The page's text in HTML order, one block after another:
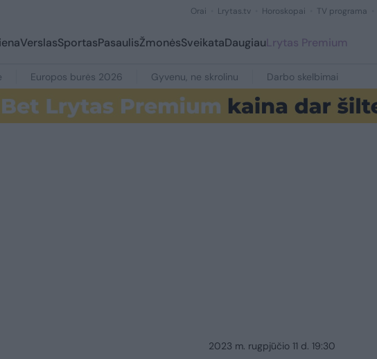
Orai Lrytas.tv Horoskopai TV programa
VerslasSportasPasaulisŽmonėsSveikataDaugiauLrytas Premium
Europos burės 2026 Gyvenu, ne skrolinu Darbo skelbimai
2023 m. rugpjūčio 11 d. 19:30